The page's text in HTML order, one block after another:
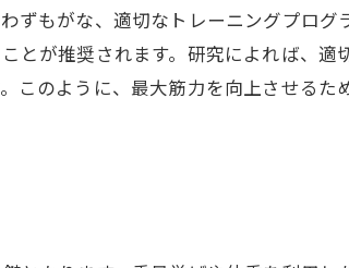
ずもがな、適切なトレーニングプロ
とが推奨されます。研究によれば、
このように、最大筋力を向上させる